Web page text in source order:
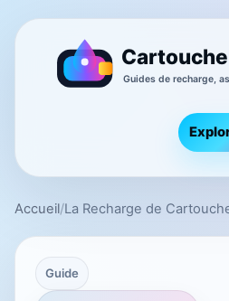
Accueil/La Recharge de
Guide